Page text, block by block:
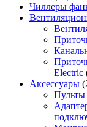
Чиллеры
Electric
Аксессуары
Пульты